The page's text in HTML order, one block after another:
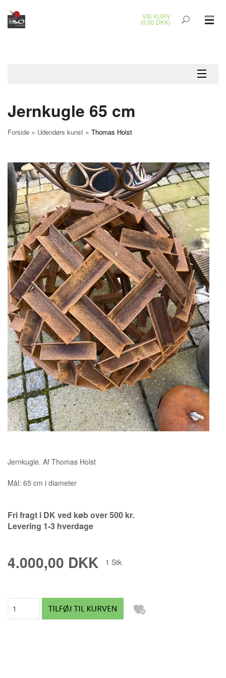
VIS KURV
(0,00 DKK)
BRONZEKUNST
JUL
UDENDØRS KUNST
GAVEKORT
KUNSTNERE
KUNSTTRYK OG KORT
FIGURER
★ ★ ★ ★ ★
FORSIDE GAVEKORT
ERHVERVSINDRETNING OM
KONTAKT
Jernkugle 65 cm
Forside » Udendørs kunst » Thomas Holst
Jernkugle. Af Thomas Holst
Mål: 65 cm i diameter
Fri fragt i DK ved køb over 500 kr.
Levering 1-3 hverdage
4.000,00 DKK 1 Stk